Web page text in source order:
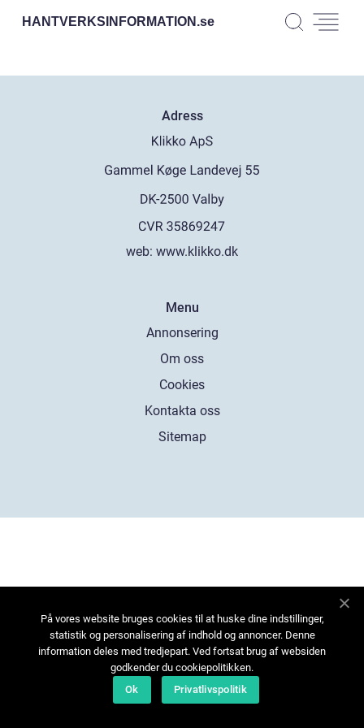
HANTVERKSINFORMATION.se
Adress
web: www.klikko.dk
Menu
Annonsering
Om oss
Cookies
Kontakta oss
Sitemap
På vores website bruges cookies til at huske dine indstillinger,
statistik og personalisering af indhold og annoncer. Denne
information deles med tredjepart. Ved fortsat brug af websiden
godkender du cookiepolitikken.
Ok
Privatlivspolitik